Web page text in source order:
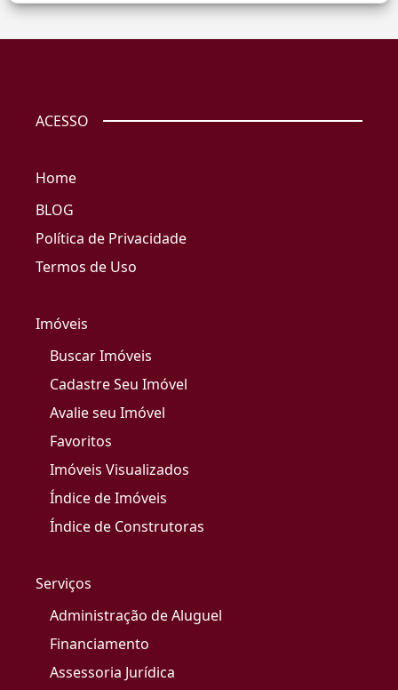
ACESSO
Home
BLOG
Política de Privacidade
Termos de Uso
Imóveis
Buscar Imóveis
Cadastre Seu Imóvel
Avalie seu Imóvel
Favoritos
Imóveis Visualizados
Índice de Imóveis
Índice de Construtoras
Serviços
Administração de Aluguel
Financiamento
Assessoria Jurídica